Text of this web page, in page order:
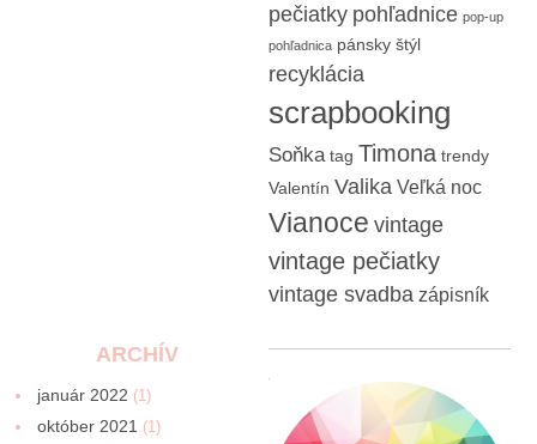
pečiatky pohľadnice pop-up
pohľadnica pánsky štýl
recyklácia
scrapbooking
Soňka tag Timona trendy
Valentín Valika Veľká noc
Vianoce vintage
vintage pečiatky
vintage svadba zápisník
ARCHÍV
január 2022 (1)
október 2021 (1)